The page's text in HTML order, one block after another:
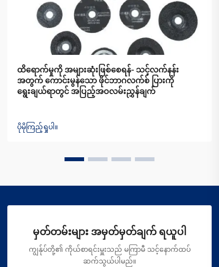
ထိရောက်မှုကို အများဆုံးဖြစ်စေရန်- သင့်လက်နန်း
အတွက် ကောင်းမွန်သော ဖိုင်ဘာဂလက်စ် ပြားကို
ရွေးချယ်ရာတွင် အပြည့်အဝလမ်းညွှန်ချက်
ပိုမိုကြည့်ရှုပါ။
မှတ်တမ်းများ အမှတ်မှတ်ချက် ရယူပါ
ကျွန်ုပ်တို့၏ ကိုယ်စာရင်းမှူးသည် မကြာမီ သင့်နောက်ထပ်
ဆက်သွယ်ပါမည်။